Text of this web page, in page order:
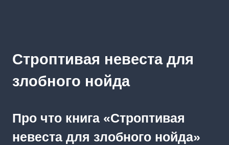
Строптивая невеста для
злобного нойда
Про что книга «Строптивая
невеста для злобного нойда»